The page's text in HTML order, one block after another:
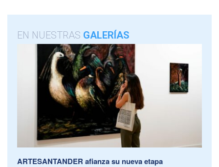
EN NUESTRAS GALERÍAS
ARTESANTANDER afianza su nueva etapa